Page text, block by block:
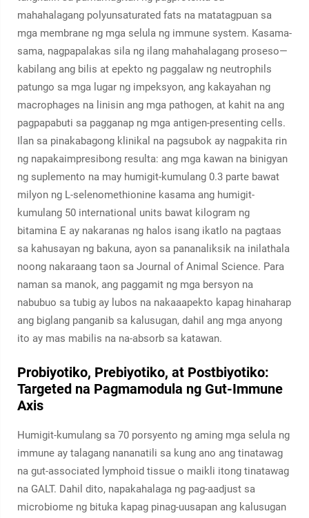
mahahalagang polyunsaturated fats na matatagpuan sa
mga membrane ng mga selula ng immune system. Kasama-
sama, nagpapalakas sila ng ilang mahahalagang proseso—
kabilang ang bilis at epekto ng paggalaw ng neutrophils
patungo sa mga lugar ng impeksyon, ang kakayahan ng
macrophages na linisin ang mga pathogen, at kahit na ang
pagpapabuti sa pagganap ng mga antigen-presenting cells.
Ilan sa pinakabagong klinikal na pagsubok ay nagpakita rin
ng napakaimpresibong resulta: ang mga kawan na binigyan
ng suplemento na may humigit-kumulang 0.3 parte bawat
milyon ng L-selenomethionine kasama ang humigit-
kumulang 50 international units bawat kilogram ng
bitamina E ay nakaranas ng halos isang ikatlo na pagtaas
sa kahusayan ng bakuna, ayon sa pananaliksik na inilathala
noong nakaraang taon sa Journal of Animal Science. Para
naman sa manok, ang paggamit ng mga bersyon na
nabubuo sa tubig ay lubos na nakaaapekto kapag hinaharap
ang biglang panganib sa kalusugan, dahil ang mga anyong
ito ay mas mabilis na na-absorb sa katawan.
Probiyotiko, Prebiyotiko, at Postbiyotiko:
Targeted na Pagmamodula ng Gut-Immune
Axis
Humigit-kumulang sa 70 porsyento ng aming mga selula ng
immune ay talagang nananatili sa kung ano ang tinatawag
na gut-associated lymphoid tissue o maikli itong tinatawag
na GALT. Dahil dito, napakahalaga ng pag-aadjust sa
microbiome ng bituka kapag pinag-uusapan ang kalusugan